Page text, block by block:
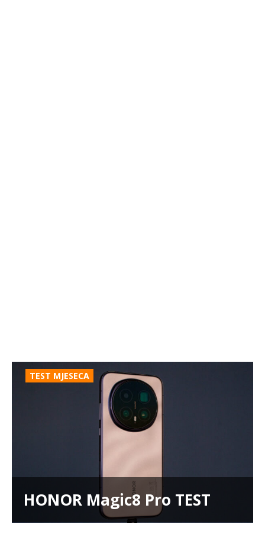
TEST MJESECA
HONOR Magic8 Pro TEST